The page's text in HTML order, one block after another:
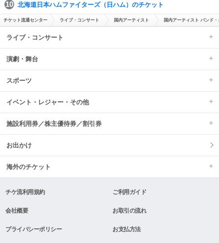
北海道日本ハムファイターズ（日ハム）のチケット
チケット流通センター ライブ・コンサート 国内アーティスト 国内アーティスト バンド
ライブ・コンサート
演劇・舞台
スポーツ
イベント・レジャー・その他
施設利用券／株主優待券／割引券
お出かけ
海外のチケット
チケ流利用規約 ご利用ガイド
会社概要 お取引の流れ
プライバシーポリシー お支払方法